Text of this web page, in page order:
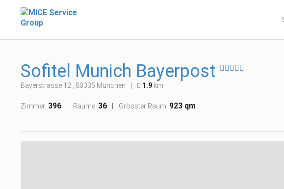
Sofitel Munich Bayerpost
Bayerstrasse 12 , 80335 München 1.9 km
Zimmer: 396 Räume: 36 Grösster Raum: 923 qm